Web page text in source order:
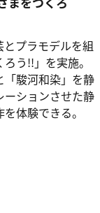
プラモデルを組
う!!」を実施。
「駿河和染」を静
ーションさせた静
体験できる。